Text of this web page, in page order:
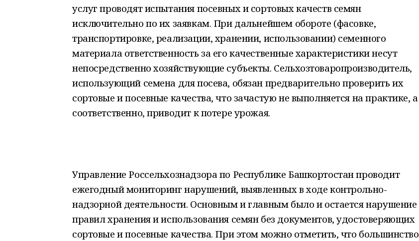
услуг проводят испытания посевных и сортовых качеств семян
исключительно по их заявкам. При дальнейшем обороте (фасовке,
транспортировке, реализации, хранении, использовании) семенного
материала ответственность за его качественные характеристики несут
непосредственно хозяйствующие субъекты. Сельхозтоваропроизводитель,
использующий семена для посева, обязан предварительно проверить их
сортовые и посевные качества, что зачастую не выполняется на практике, а
соответственно, приводит к потере урожая.
Управление Россельхознадзора по Республике Башкортостан проводит
ежегодный мониторинг нарушений, выявленных в ходе контрольно-
надзорной деятельности. Основным и главным было и остается нарушение
правил хранения и использования семян без документов, удостоверяющих
сортовые и посевные качества. При этом можно отметить, что большинство